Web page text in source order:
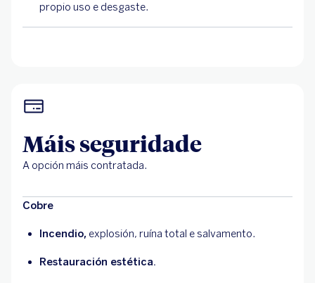
propio uso e desgaste.
Máis seguridade
A opción máis contratada.
Cobre
Incendio, explosión, ruína total e salvamento.
Restauración estética.